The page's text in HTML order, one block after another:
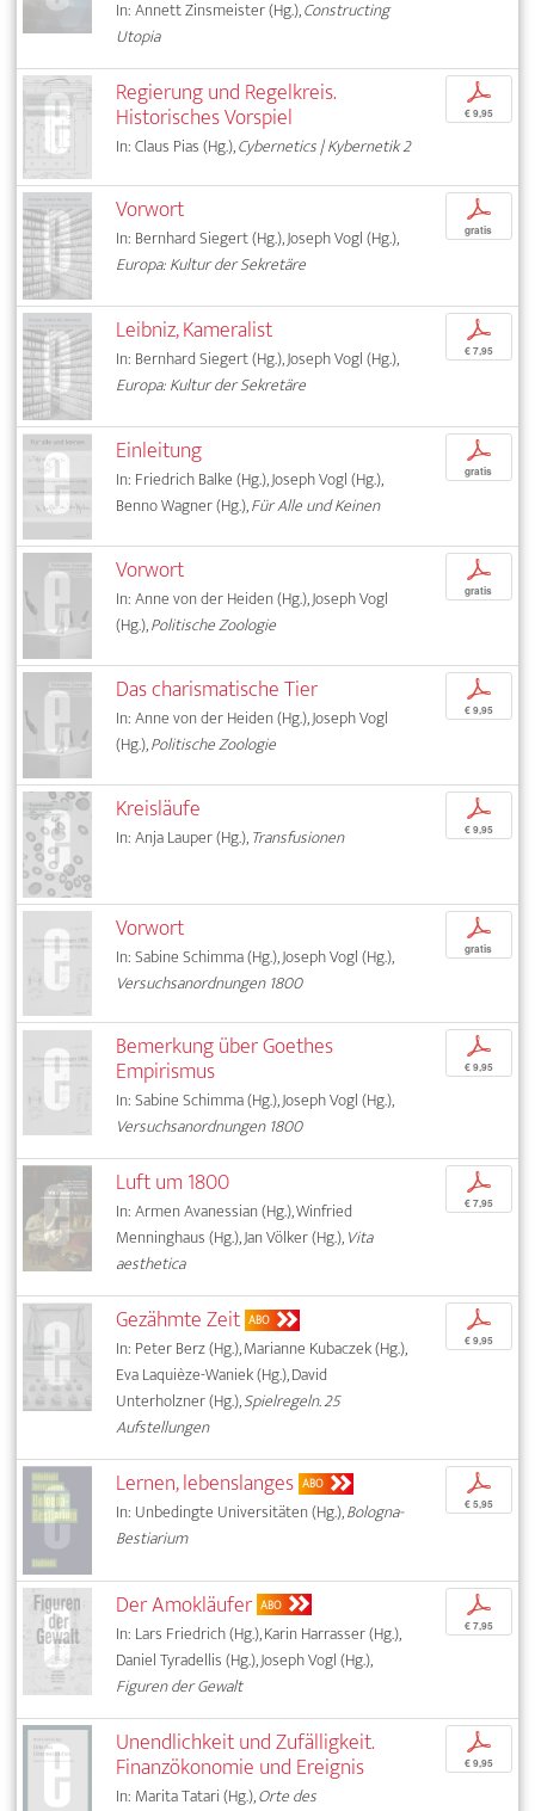
In: Annett Zinsmeister (Hg.),Constructing
Utopia
Regierung und Regelkreis.
Historisches Vorspiel
In: Claus Pias (Hg.),Cybernetics | Kybernetik 2
p
€ 9,95
Vorwort
In: Bernhard Siegert (Hg.), Joseph Vogl (Hg.),
Europa: Kultur der Sekretäre
p
gratis
Leibniz, Kameralist
In: Bernhard Siegert (Hg.), Joseph Vogl (Hg.),
Europa: Kultur der Sekretäre
p
€ 7,95
Einleitung
In: Friedrich Balke (Hg.), Joseph Vogl (Hg.),
Benno Wagner (Hg.),Für Alle und Keinen
p
gratis
Vorwort
In: Anne von der Heiden (Hg.), Joseph Vogl
(Hg.),Politische Zoologie
p
gratis
Das charismatische Tier
In: Anne von der Heiden (Hg.), Joseph Vogl
(Hg.),Politische Zoologie
p
€ 9,95
Kreisläufe
In: Anja Lauper (Hg.),Transfusionen
p
€ 9,95
Vorwort
In: Sabine Schimma (Hg.), Joseph Vogl (Hg.),
Versuchsanordnungen 1800
p
gratis
Bemerkung über Goethes
Empirismus
In: Sabine Schimma (Hg.), Joseph Vogl (Hg.),
Versuchsanordnungen 1800
p
€ 9,95
Luft um 1800
In: Armen Avanessian (Hg.), Winfried
Menninghaus (Hg.), Jan Völker (Hg.),Vita
aesthetica
p
€ 7,95
Gezähmte Zeit ABO
In: Peter Berz (Hg.), Marianne Kubaczek (Hg.),
Eva Laquièze-Waniek (Hg.), David
Unterholzner (Hg.),Spielregeln. 25
Aufstellungen
p
€ 9,95
Lernen, lebenslanges ABO
In: Unbedingte Universitäten (Hg.),Bologna-
Bestiarium
p
€ 5,95
Der Amokläufer ABO
In: Lars Friedrich (Hg.), Karin Harrasser (Hg.),
Daniel Tyradellis (Hg.), Joseph Vogl (Hg.),
Figuren der Gewalt
p
€ 7,95
Unendlichkeit und Zufälligkeit.
Finanzökonomie und Ereignis
In: Marita Tatari (Hg.),Orte des
p
€ 9,95